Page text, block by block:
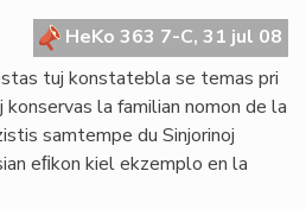
HeKo 363 7-C, 31 jul 08
tuj konstatebla se temas pri
konservas la familian nomon de la
samtempe du Sinjorinoj
eﬁkon kiel ekzemplo en la